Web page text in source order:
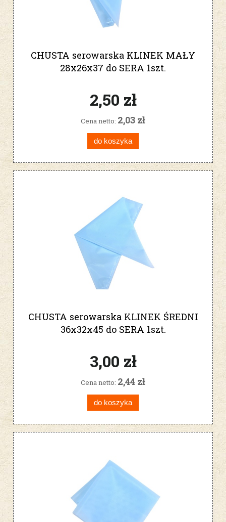
CHUSTA serowarska KLINEK MAŁY
28x26x37 do SERA 1szt.
2,50 zł
Cena netto: 2,03 zł
do koszyka
CHUSTA serowarska KLINEK ŚREDNI
36x32x45 do SERA 1szt.
3,00 zł
Cena netto: 2,44 zł
do koszyka